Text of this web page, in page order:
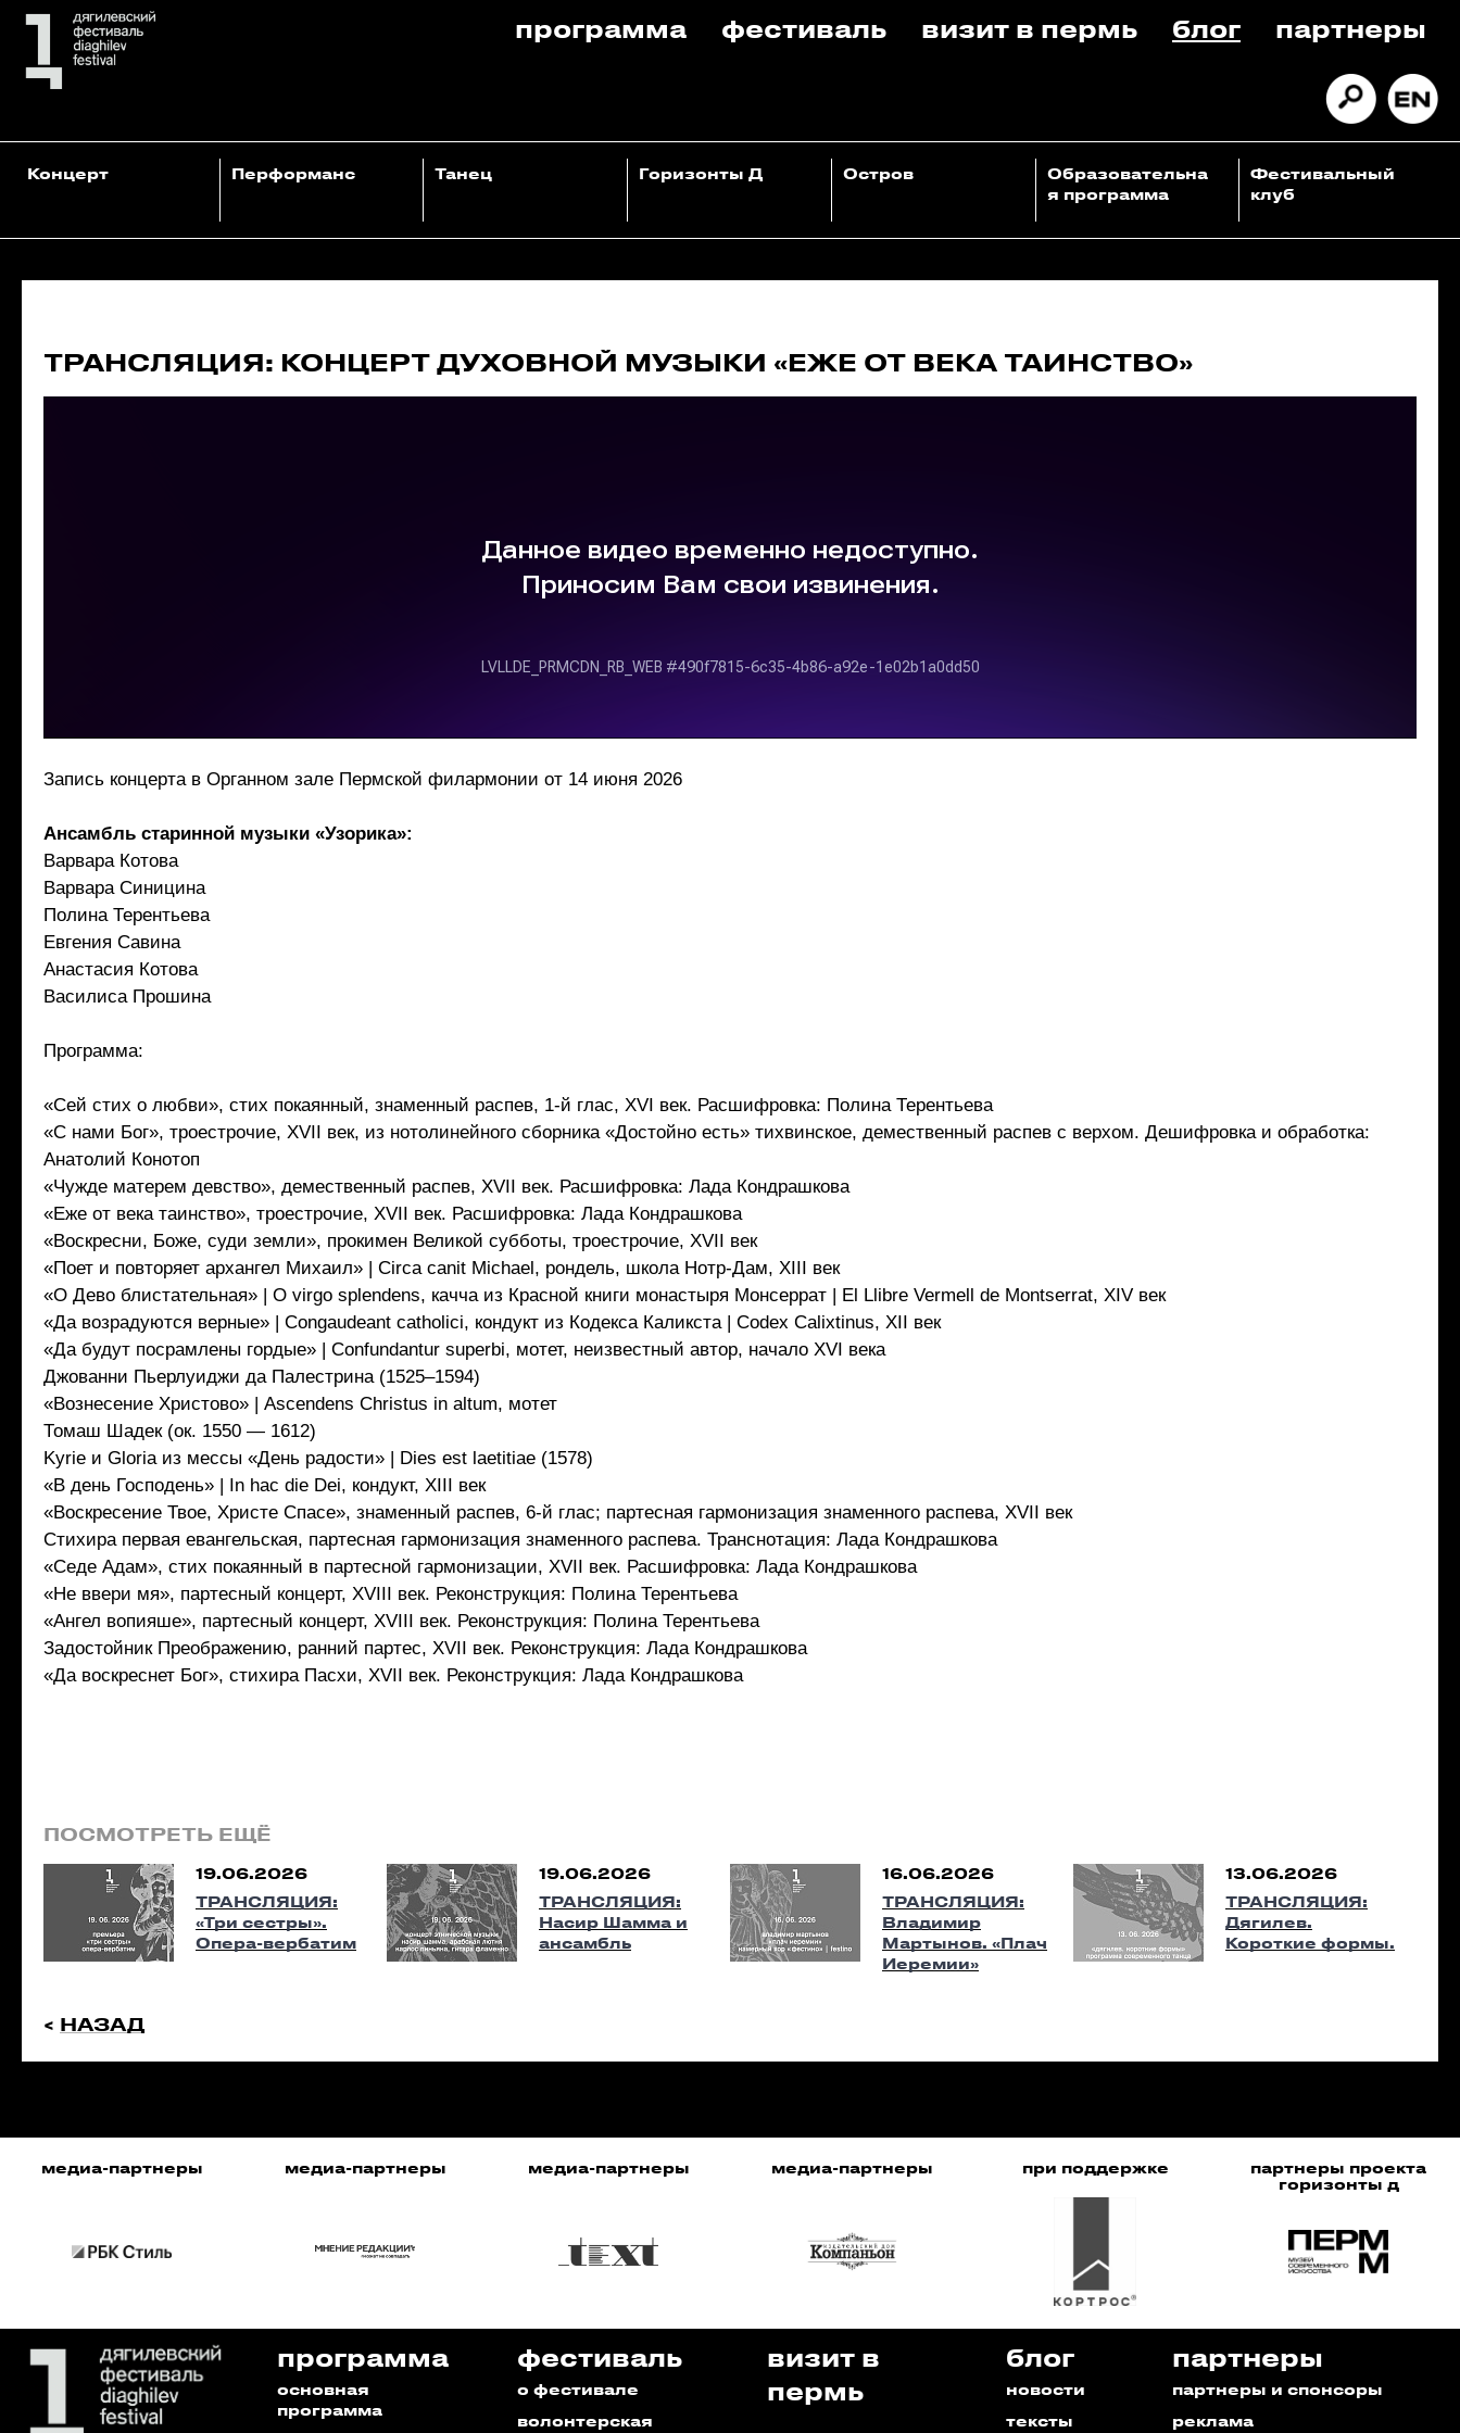
программа фестиваль визит в пермь блог партнеры
Концерт Перформанс Танец Горизонты Д Остров
Образовательна
я программа
Фестивальный
клуб
ТРАНСЛЯЦИЯ: КОНЦЕРТ ДУХОВНОЙ МУЗЫКИ «ЕЖЕ ОТ ВЕКА ТАИНСТВО»
Запись концерта в Органном зале Пермской филармонии от 14 июня 2026
Ансамбль старинной музыки «Узорика»:
Варвара Котова
Варвара Синицина
Полина Терентьева
Евгения Савина
Анастасия Котова
Василиса Прошина
Программа:
«Сей стих о любви», стих покаянный, знаменный распев, 1-й глас, XVI век. Расшифровка: Полина Терентьева
«С нами Бог», троестрочие, XVII век, из нотолинейного сборника «Достойно есть» тихвинское, демественный распев с верхом. Дешифровка и обработка:
Анатолий Конотоп
«Чужде матерем девство», демественный распев, XVII век. Расшифровка: Лада Кондрашкова
«Еже от века таинство», троестрочие, XVII век. Расшифровка: Лада Кондрашкова
«Воскресни, Боже, суди земли», прокимен Великой субботы, троестрочие, XVII век
«Поет и повторяет архангел Михаил» | Circa canit Michael, рондель, школа Нотр-Дам, XIII век
«О Дево блистательная» | O virgo splendens, качча из Красной книги монастыря Монсеррат | El Llibre Vermell de Montserrat, XIV век
«Да возрадуются верные» | Congaudeant catholici, кондукт из Кодекса Каликста | Codex Calixtinus, XII век
«Да будут посрамлены гордые» | Confundantur superbi, мотет, неизвестный автор, начало XVI века
Джованни Пьерлуиджи да Палестрина (1525–1594)
«Вознесение Христово» | Ascendens Christus in altum, мотет
Томаш Шадек (ок. 1550 — 1612)
Kyrie и Gloria из мессы «День радости» | Dies est laetitiae (1578)
«В день Господень» | In hac die Dei, кондукт, XIII век
«Воскресение Твое, Христе Спасе», знаменный распев, 6-й глас; партесная гармонизация знаменного распева, XVII век
Стихира первая евангельская, партесная гармонизация знаменного распева. Транснотация: Лада Кондрашкова
«Седе Адам», стих покаянный в партесной гармонизации, XVII век. Расшифровка: Лада Кондрашкова
«Не ввери мя», партесный концерт, XVIII век. Реконструкция: Полина Терентьева
«Ангел вопияше», партесный концерт, XVIII век. Реконструкция: Полина Терентьева
Задостойник Преображению, ранний партес, XVII век. Реконструкция: Лада Кондрашкова
«Да воскреснет Бог», стихира Пасхи, XVII век. Реконструкция: Лада Кондрашкова
ПОСМОТРЕТЬ ЕЩЁ
19.06.2026
ТРАНСЛЯЦИЯ:
«Три сестры».
Опера-вербатим
19.06.2026
ТРАНСЛЯЦИЯ:
Насир Шамма и
ансамбль
16.06.2026
ТРАНСЛЯЦИЯ:
Владимир
Мартынов. «Плач
Иеремии»
13.06.2026
ТРАНСЛЯЦИЯ:
Дягилев.
Короткие формы.
< НАЗАД
медиа-партнеры медиа-партнеры медиа-партнеры медиа-партнеры при поддержке
партнеры проекта
горизонты д
программа
основная
программа
фестиваль
о фестивале
волонтерская
визит в
пермь
блог
новости
тексты
партнеры
партнеры и спонсоры
реклама